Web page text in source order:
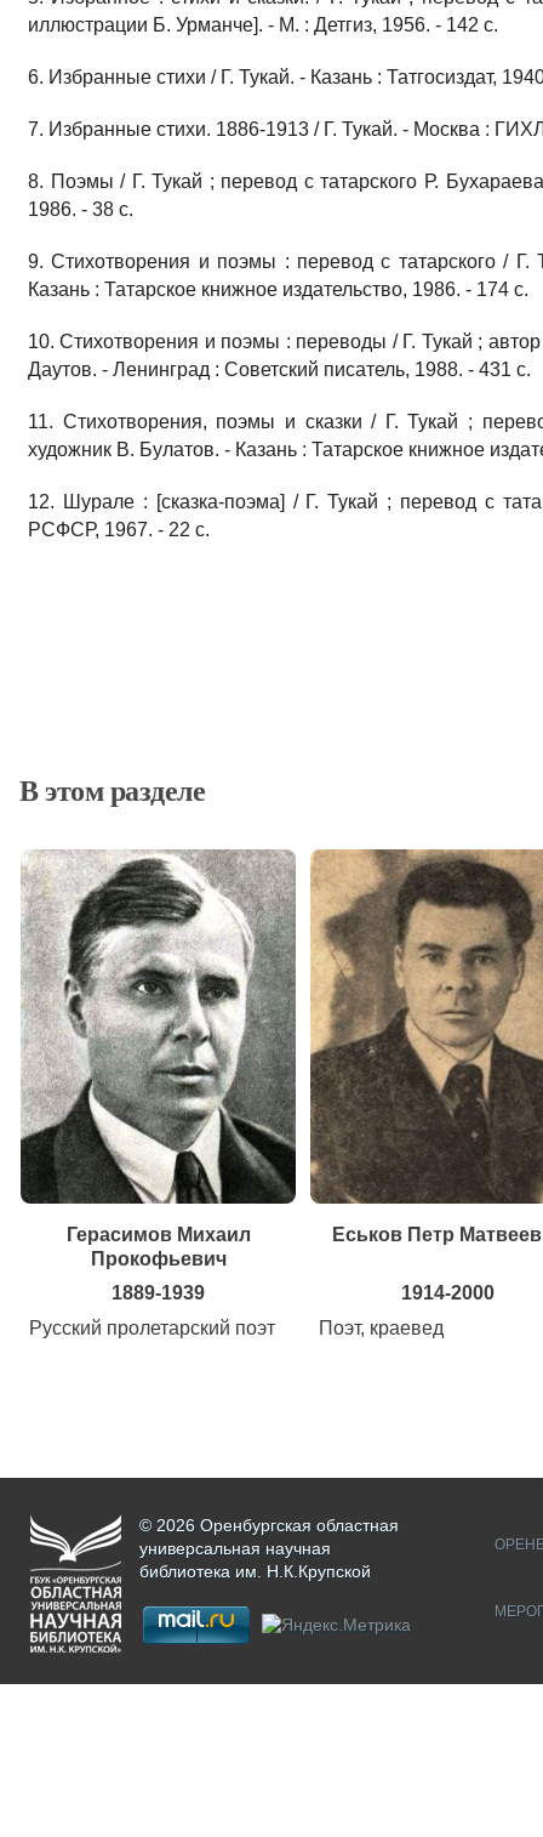
иллюстрации Б. Урманче]. - М. : Детгиз, 1956. - 142 с.
6. Избранные стихи / Г. Тукай. - Казань : Татгосиздат,
7. Избранные стихи. 1886-1913 / Г. Тукай. - Москва :
8. Поэмы / Г. Тукай ; перевод с татарского Р.
1986. - 38 с.
9. Стихотворения и поэмы : перевод с татарского /
Казань : Татарское книжное издательство, 1986. - 174 с.
10. Стихотворения и поэмы : переводы / Г. Тукай ;
Даутов. - Ленинград : Советский писатель, 1988. - 431 с.
11. Стихотворения, поэмы и сказки / Г. Тукай ;
художник В. Булатов. - Казань : Татарское книжное
12. Шурале : [сказка-поэма] / Г. Тукай ; перевод с
РСФСР, 1967. - 22 с.
В этом разделе
Герасимов Михаил
Прокофьевич
1889-1939
Русский пролетарский поэт
Еськов Петр
1914-2000
Поэт, краевед
© 2026 Оренбургская областная
универсальная научная
библиотека им. Н.К.Крупской